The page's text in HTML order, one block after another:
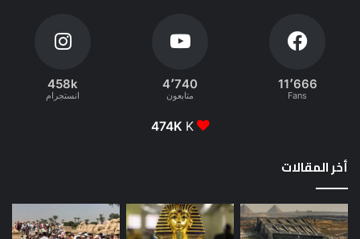
11٬666
Fans
4٬740
متابعون
458k
انستجرام
474K K
أخر المقالات